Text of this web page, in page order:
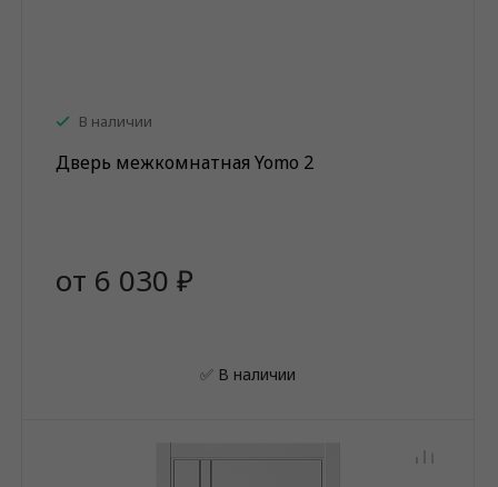
В наличии
Дверь межкомнатная Yomo 2
от 6 030 ₽
✅ В наличии